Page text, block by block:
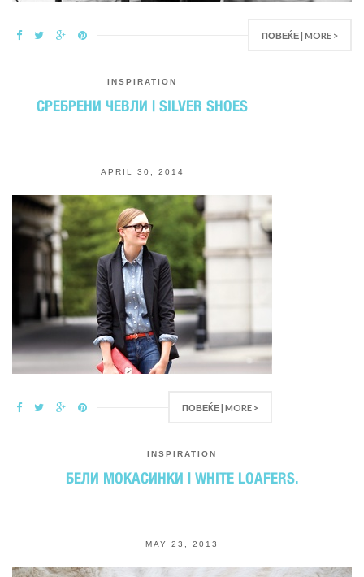
ПОВЕЌЕ | MORE >
INSPIRATION
СРЕБРЕНИ ЧЕВЛИ | SILVER SHOES
APRIL 30, 2014
ПОВЕЌЕ | MORE >
INSPIRATION
БЕЛИ МОКАСИНКИ | WHITE LOAFERS.
MAY 23, 2013